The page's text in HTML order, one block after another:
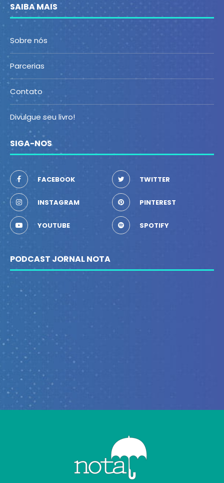
SAIBA MAIS
Sobre nós
Parcerias
Contato
Divulgue seu livro!
SIGA-NOS
FACEBOOK TWITTER
INSTAGRAM PINTEREST
YOUTUBE SPOTIFY
PODCAST JORNAL NOTA